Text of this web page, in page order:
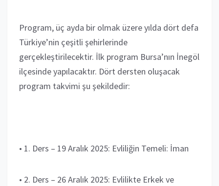
Program, üç ayda bir olmak üzere yılda dört defa
Türkiye’nin çeşitli şehirlerinde
gerçekleştirilecektir. İlk program Bursa’nın İnegöl
ilçesinde yapılacaktır. Dört dersten oluşacak
program takvimi şu şekildedir:
• 1. Ders – 19 Aralık 2025: Evliliğin Temeli: İman
• 2. Ders – 26 Aralık 2025: Evlilikte Erkek ve